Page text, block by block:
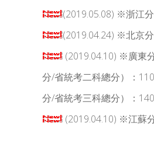
(2019.05.08) ※浙江
(2019.04.24) ※北京
(2019.04.10) ※廣東
分/省統考二科總分）：
分/省統考三科總分）：140
(2019.04.10) ※江蘇